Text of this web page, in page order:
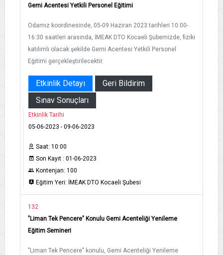
Gemi Acentesi Yetkili Personel Eğitimi
Odamız koordinesinde, 05-09 Haziran 2023 tarihleri 10:00-
16:30 saatleri arasında, İMEAK DTO Kocaeli Şubemizde, fiziki
katılımlı olacak şekilde Gemi Acentesi Yetkili Personel
Eğitimi gerçekleştirilecektir.
Etkinlik Detayı
Geri Bildirim
Sınav Sonuçları
Etkinlik Tarihi
05-06-2023 - 09-06-2023
Saat: 10:00
Son Kayıt : 01-06-2023
Kontenjan: 100
Eğitim Yeri: İMEAK DTO Kocaeli Şubesi
132
"Liman Tek Pencere" Konulu Gemi Acenteliği Yenileme
Eğitim Semineri
"Liman Tek Pencere" konulu, Gemi Acenteliği Yenileme